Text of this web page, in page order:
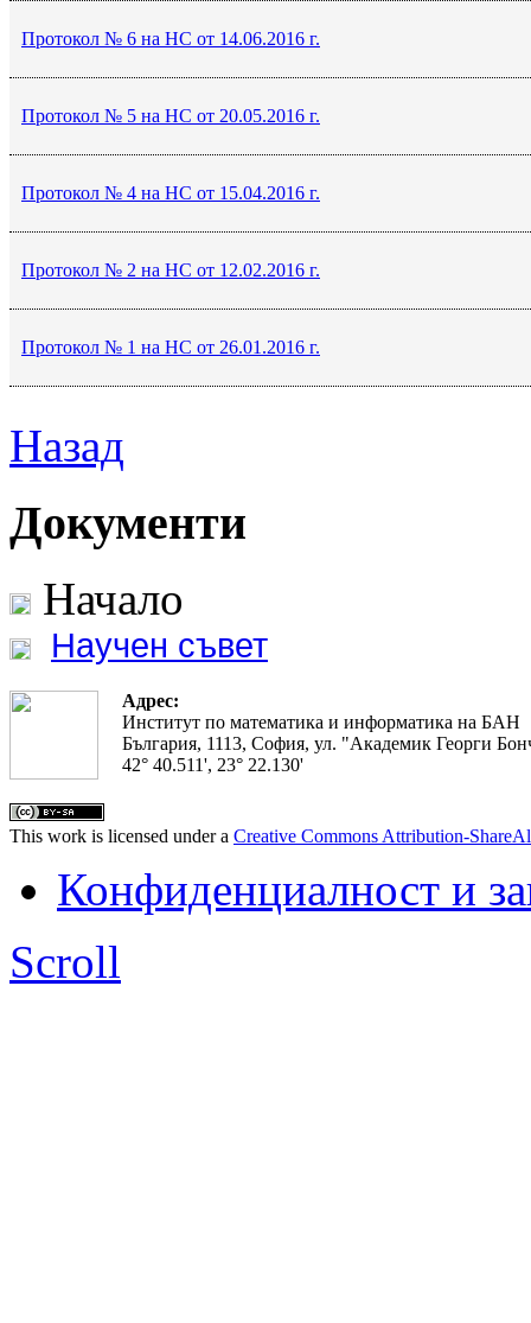
Протокол № 6 на НС от 14.06.2016 г.
Протокол № 5 на НС от 20.05.2016 г.
Протокол № 4 на НС от 15.04.2016 г.
Протокол № 2 на НС от 12.02.2016 г.
Протокол № 1 на НС от 26.01.2016 г.
Назад
Документи
Начало
Научен съвет
Адрес:
Институт по математика и информатика на БАН
България, 1113, София, ул. "Академик Георги
42° 40.511', 23° 22.130'
This work is licensed under a Creative Commons Attribution-
Конфиденциалност и
Scroll